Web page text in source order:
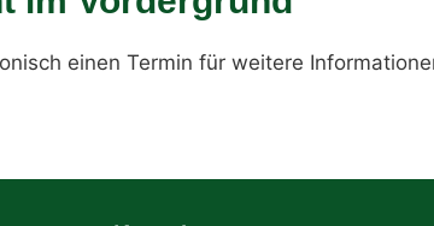
einen Termin für weitere